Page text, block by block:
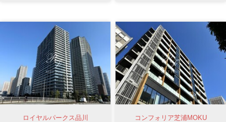
ロイヤルパークス品川 コンフォリア芝浦MOKU